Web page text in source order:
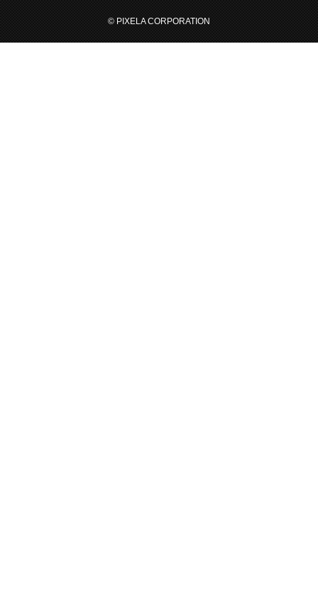
© PIXELA CORPORATION